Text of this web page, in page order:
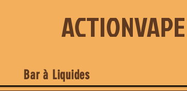
ACTIONVAPE
Bar à Liquides